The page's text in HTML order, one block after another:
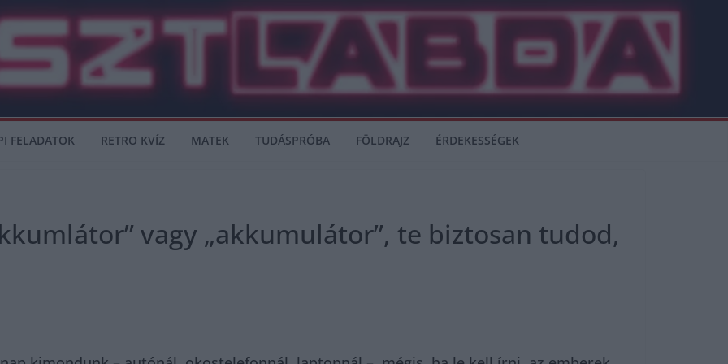
FELADATOK RETRO KVÍZ MATEK TUDÁSPRÓBA FÖLDRAJZ ÉRDEKESSÉGEK
vagy „akkumulátor”, te biztosan tudod,